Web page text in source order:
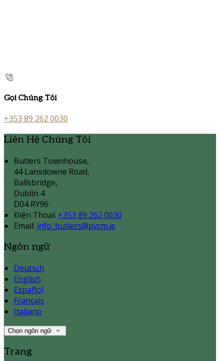
Gọi Chúng Tôi
+353 89 262 0030
Liên Hệ Chúng Tôi
Butlers Townhouse,
44 Lansdowne Road,
Ballsbridge,
Dublin 4
D04 RY96
Điện Thoại: +353 89 262 0030
Email: info_butlers@pvcm.ie
Ngôn ngữ
Deutsch
English
Español
Français
Italiano
Chọn ngôn ngữ
Trang